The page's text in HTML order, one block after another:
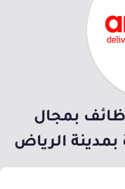
بمجال
الرياض